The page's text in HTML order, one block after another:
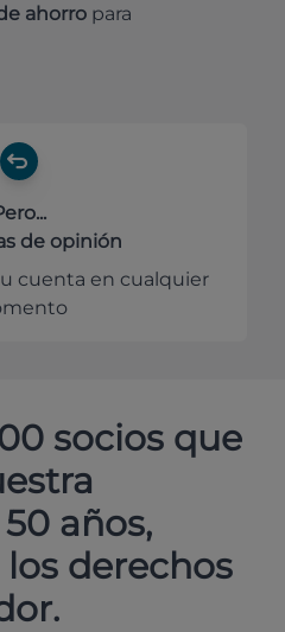
ahorro para
de opinión
cuenta en cualquier
socios que
años,
derechos